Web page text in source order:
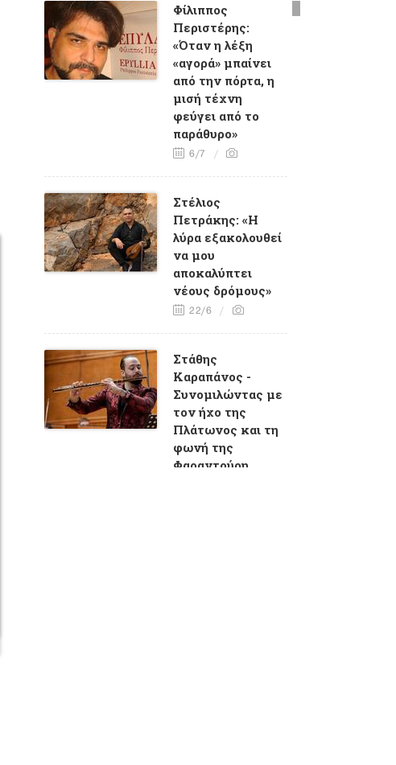
Φίλιππος
Περιστέρης:
«Όταν η λέξη
«αγορά» μπαίνει
από την πόρτα, η
μισή τέχνη
φεύγει από το
παράθυρο»
6/7
Στέλιος
Πετράκης: «Η
λύρα εξακολουθεί
να μου
αποκαλύπτει
νέους δρόμους»
22/6
Στάθης
Καραπάνος -
Συνομιλώντας με
τον ήχο της
Πλάτωνος και τη
φωνή της
Φαραντούρη